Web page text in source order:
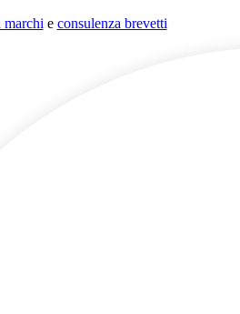
marchi e consulenza brevetti